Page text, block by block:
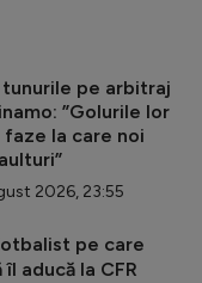
tunurile pe arbitraj
”Golurile lor
la care noi
2026, 23:55
pe care
aducă la CFR